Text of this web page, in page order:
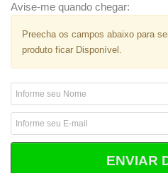
Avise-me quando chegar:
Preecha os campos abaixo para
produto ficar Disponível.
ENVIAR